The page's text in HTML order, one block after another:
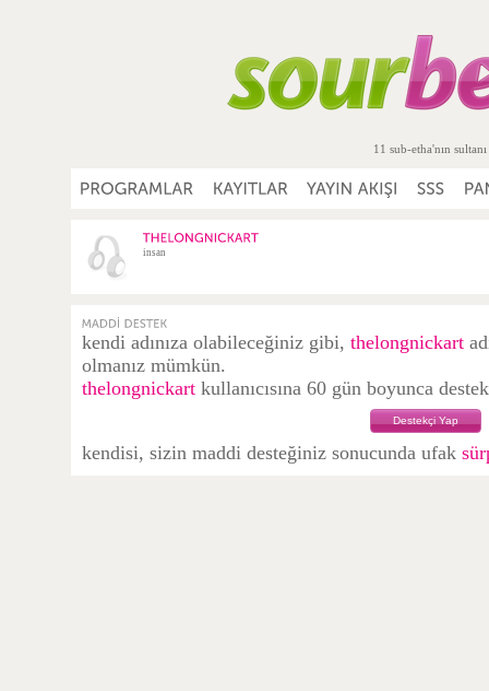
11 sub-etha'nın sultanı
insan
kendi adınıza olabileceğiniz gibi, thelongnickart
olmanız mümkün.
thelongnickart kullanıcısına 60 gün boyunca
Destekçi Yap
kendisi, sizin maddi desteğiniz sonucunda ufak